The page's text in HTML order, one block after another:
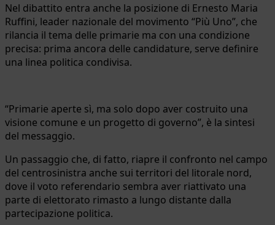
Nel dibattito entra anche la posizione di Ernesto Maria
Ruffini, leader nazionale del movimento “Più Uno”, che
rilancia il tema delle primarie ma con una condizione
precisa: prima ancora delle candidature, serve definire
una linea politica condivisa.
“Primarie aperte sì, ma solo dopo aver costruito una
visione comune e un progetto di governo”, è la sintesi
del messaggio.
Un passaggio che, di fatto, riapre il confronto nel campo
del centrosinistra anche sui territori del litorale nord,
dove il voto referendario sembra aver riattivato una
parte di elettorato rimasto a lungo distante dalla
partecipazione politica.